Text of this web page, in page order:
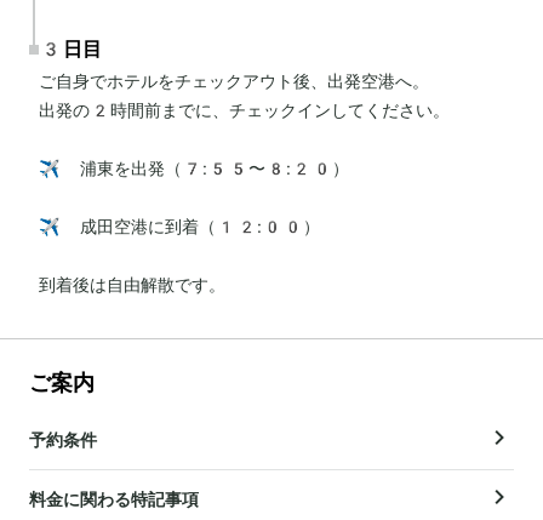
3日目
ご自身でホテルをチェックアウト後、出発空港へ。
出発の2時間前までに、チェックインしてください。
✈️ 浦東を出発（7:55〜8:20）
✈️ 成田空港に到着（12:00）
到着後は自由解散です。
ご案内
予約条件
料金に関わる特記事項